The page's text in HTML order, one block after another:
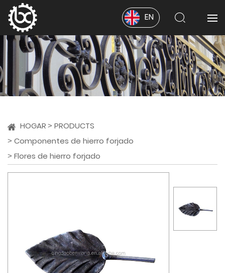
EN
HOGAR
PRODUCTS
Componentes de hierro forjado
Flores de hierro forjado